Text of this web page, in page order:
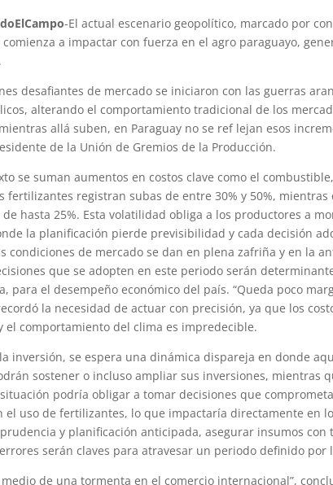
-El actual escenario geopolítico, marcado por
comienza a impactar con fuerza en el agro paraguayo,
desafiantes de mercado se iniciaron con las guerras
alterando el comportamiento tradicional de los
allá suben, en Paraguay no se ref lejan esos
de la Unión de Gremios de la Producción.
se suman aumentos en costos clave como el
fertilizantes registran subas de entre 30% y 50%,
hasta 25%. Esta volatilidad obliga a los productores a
la planificación pierde previsibilidad y cada decisión
condiciones de mercado se dan en plena zafriña y en la
que se adopten en este periodo serán
para el desempeño económico del país. “Queda poco
la necesidad de actuar con precisión, ya que los
el comportamiento del clima es impredecible.
inversión, se espera una dinámica dispareja en donde
sostener o incluso ampliar sus inversiones, mientras
podría obligar a tomar decisiones que
el uso de fertilizantes, lo que impactaría directamente en
y planificación anticipada, asegurar insumos
serán claves para atravesar un periodo definido por
medio de una tormenta en el comercio internacional”,